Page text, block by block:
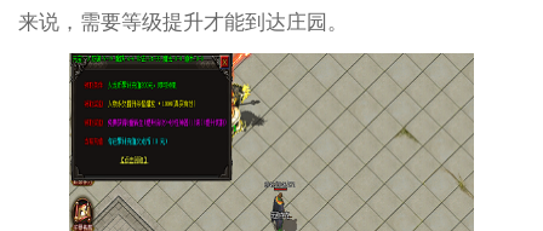
来说，需要等级提升才能到达庄园。